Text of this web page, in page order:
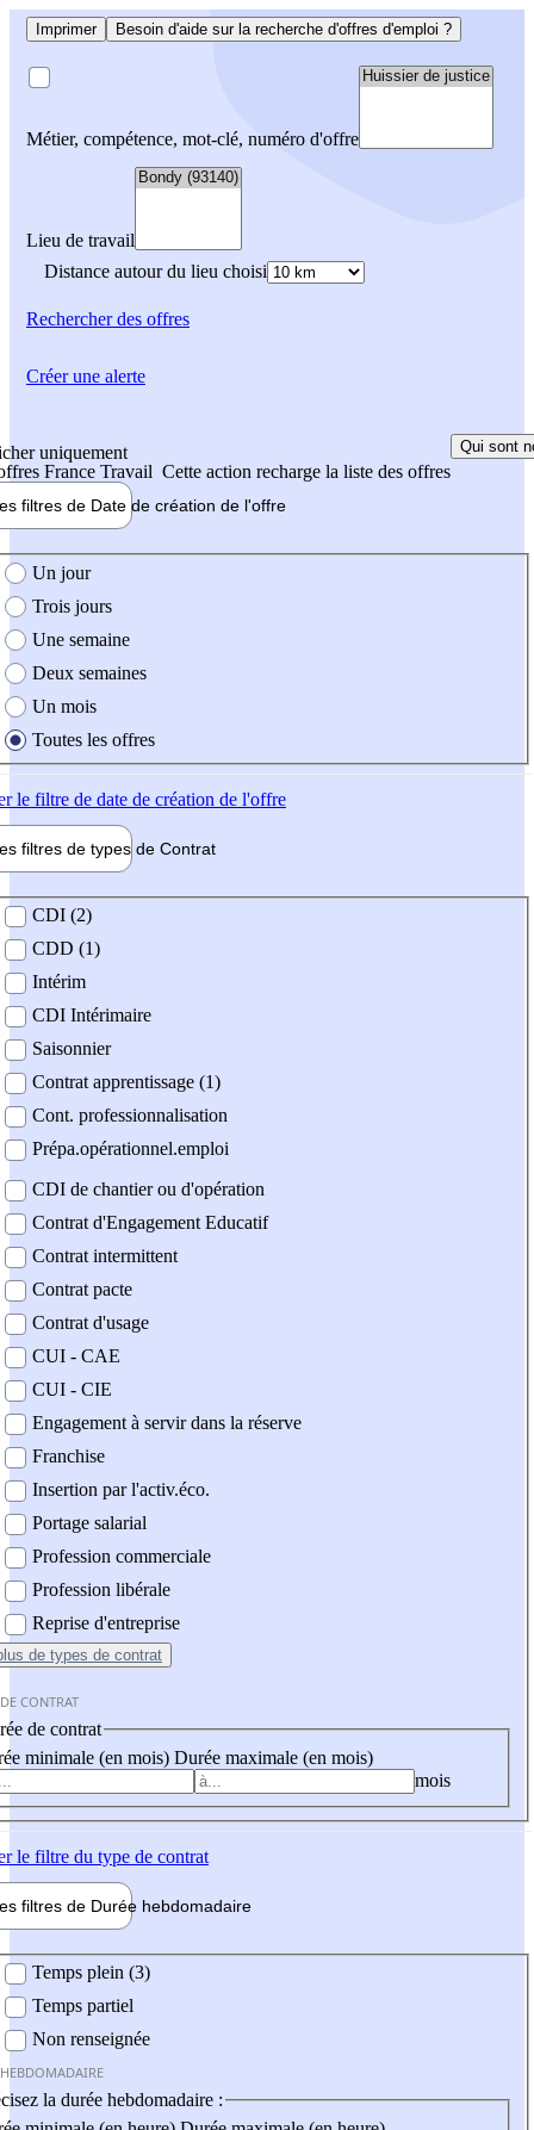
Imprimer Besoin d'aide sur la recherche d'offres d'emploi ?
Métier, compétence, mot-clé, numéro d'offre
Lieu de travail
Distance autour du lieu choisi
Rechercherdes offres
uniquement
France Travail Cette action recharge la liste des offres
Qui sont
filtres de Date de création de l'offre
création de l'offre
Un jour
Trois jours
Une semaine
Deux semaines
Un mois
Toutes les offres
le filtre de date de création de l'offre
filtres de types de Contrat
contrat
CDI (2)
CDD (1)
Intérim
CDI Intérimaire
Saisonnier
Contrat apprentissage (1)
Cont. professionnalisation
Prépa.opérationnel.emploi
CDI de chantier ou d'opération
Contrat d'Engagement Educatif
Contrat intermittent
Contrat pacte
Contrat d'usage
CUI - CAE
CUI - CIE
Engagement à servir dans la réserve
Franchise
Insertion par l'activ.éco.
Portage salarial
Profession commerciale
Profession libérale
Reprise d'entreprise
de types de contrat
CONTRAT
de contrat
minimale (en mois) Durée maximale (en mois)
mois
le filtre du type de contrat
filtres de Durée hebdomadaire
Temps plein (3)
Temps partiel
Non renseignée
la durée hebdomadaire :
Créer une alerte